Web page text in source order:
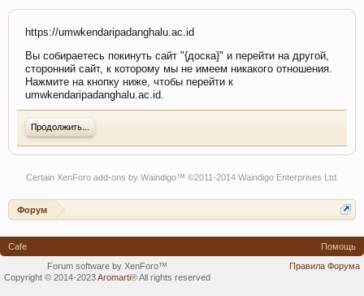
https://umwkendaripadanghalu.ac.id
Вы собираетесь покинуть сайт "{доска}" и перейти на другой,
сторонний сайт, к которому мы не имеем никакого отношения.
Нажмите на кнопку ниже, чтобы перейти к
umwkendaripadanghalu.ac.id.
Продолжить...
Certain XenForo add-ons by Waindigo™ ©2011-2014 Waindigo Enterprises Ltd.
Форум
Cafe
Помощь
Правила Форума
Forum software by XenForo™
Copyright © 2014-2023Aromarti®All rights reserved